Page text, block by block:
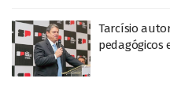
Tarcísio
pedagógicos